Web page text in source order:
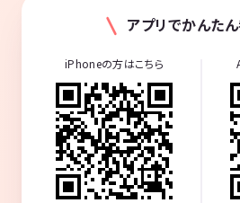
アプリでかんたん
iPhoneの方はこちら